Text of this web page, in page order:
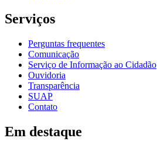
Serviços
Perguntas frequentes
Comunicação
Serviço de Informação ao Cidadão
Ouvidoria
Transparência
SUAP
Contato
Em destaque